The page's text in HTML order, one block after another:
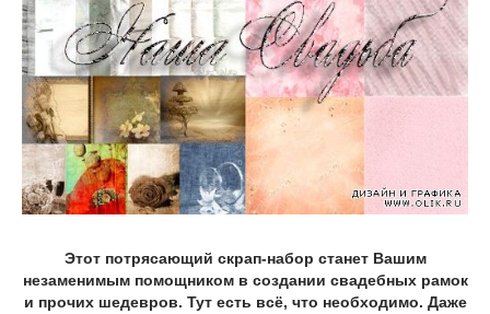
Этот потрясающий скрап-набор станет Вашим
незаменимым помощником в создании свадебных рамок
и прочих шедевров. Тут есть всё, что необходимо. Даже